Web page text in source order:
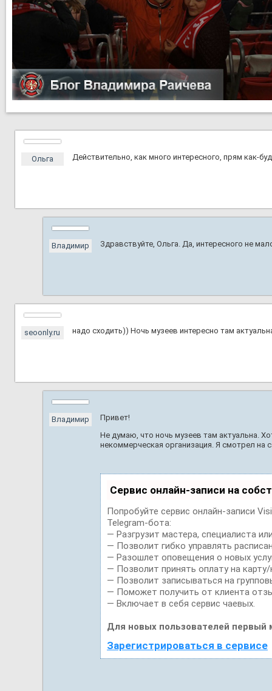
Ольга Действительно, как много интересного, прям как-
Владимир Здравствуйте, Ольга. Да, интересного не
seoonly.ru надо сходить)) Ночь музеев интересно там
Владимир
Привет!
Не думаю, что ночь музеев там актуальна.
некоммерческая организация. Я смотрел на
Сервис онлайн-записи на
Попробуйте сервис онлайн-записи
Telegram-бота:
— Разгрузит мастера, специалиста
— Позволит гибко управлять
— Разошлет оповещения о новых
— Позволит принять оплату на
— Позволит записываться на
— Поможет получить от клиента
— Включает в себя сервис чаевых.
Для новых пользователей первый
Зарегистрироваться в сервисе